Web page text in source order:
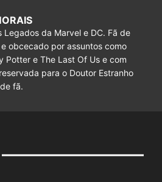
Legados da Marvel e DC. Fã de
obcecado por assuntos como
Potter e The Last Of Us e com
para o Doutor Estranho
fã.